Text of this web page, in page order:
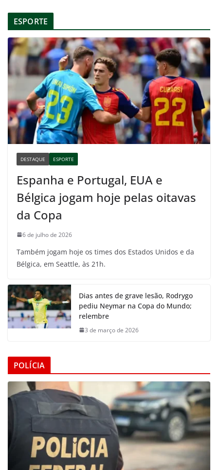
ESPORTE
DESTAQUE ESPORTE
Espanha e Portugal, EUA e
Bélgica jogam hoje pelas oitavas
da Copa
6 de julho de 2026
Também jogam hoje os times dos Estados Unidos e da
Bélgica, em Seattle, às 21h.
Dias antes de grave lesão, Rodrygo
pediu Neymar na Copa do Mundo;
relembre
3 de março de 2026
POLÍCIA